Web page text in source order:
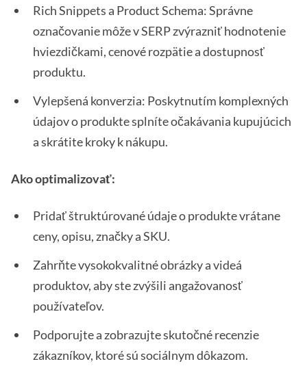
Rich Snippets a Product Schema: Správne
označovanie môže v SERP zvýrazniť hodnotenie
hviezdičkami, cenové rozpätie a dostupnosť
produktu.
Vylepšená konverzia: Poskytnutím komplexných
údajov o produkte splníte očakávania kupujúcich
a skrátite kroky k nákupu.
Ako optimalizovať:
Pridať štruktúrované údaje o produkte vrátane
ceny, opisu, značky a SKU.
Zahrňte vysokokvalitné obrázky a videá
produktov, aby ste zvýšili angažovanosť
používateľov.
Podporujte a zobrazujte skutočné recenzie
zákazníkov, ktoré sú sociálnym dôkazom.